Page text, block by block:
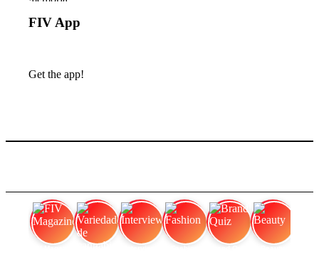
FIV App
Get the app!